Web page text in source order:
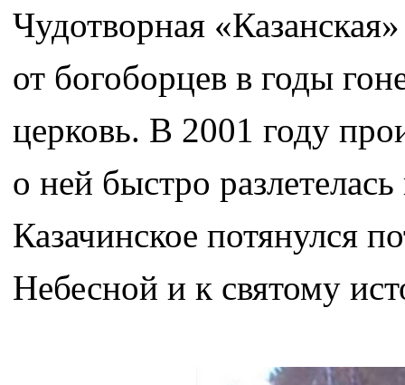
Чудотворная
от богоборцев в годы
церковь. В 2001 году
о ней быстро
Казачинское потянулся
Небесной и к святому